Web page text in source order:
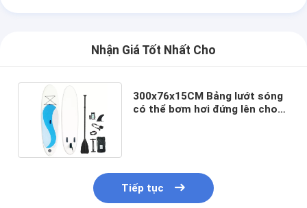
Nhận Giá Tốt Nhất Cho
300x76x15CM Bảng lướt sóng
có thể bơm hơi đứng lên cho
Tiếp tục